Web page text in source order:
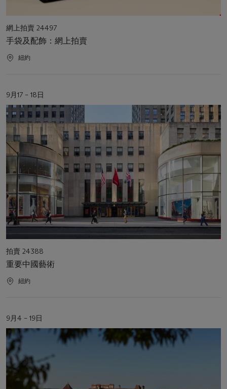
活
動
類
型
網上拍賣 24497
手袋及配飾：網上拍賣
活
紐約
活
動
日
期
9月17 – 18日
活
動
類
型
拍賣 24388
重要中國藝術
活
紐約
活
動
日
期
9月4 – 19日